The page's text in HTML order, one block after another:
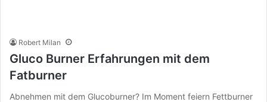
Robert Milan
Gluco Burner Erfahrungen mit dem
Fatburner
Abnehmen mit dem Glucoburner? Im Moment feiern Fettburner